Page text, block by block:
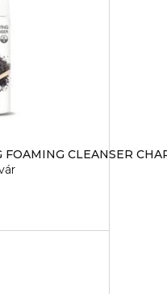
CLEANSER